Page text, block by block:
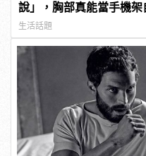
說」，胸部真能當手機
男
生活話題